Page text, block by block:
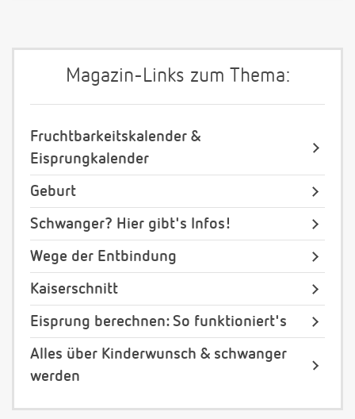
Magazin-Links zum Thema:
Fruchtbarkeitskalender &
Eisprungkalender
Geburt
Schwanger? Hier gibt's Infos!
Wege der Entbindung
Kaiserschnitt
Eisprung berechnen: So funktioniert's
Alles über Kinderwunsch & schwanger
werden